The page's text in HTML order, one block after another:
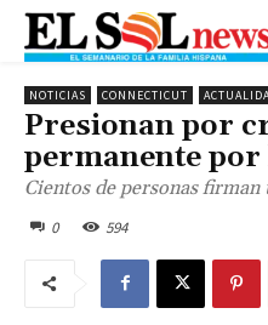
NOTICIAS CONNECTICUT
Presionan por
permanente
Cientos de personas firman
0 594